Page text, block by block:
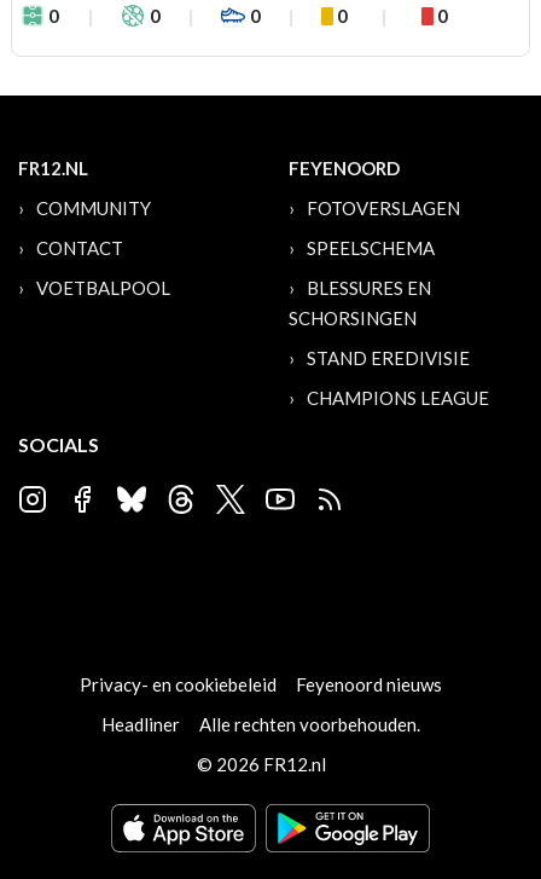
0
0 0 0 0
FR12.NL
COMMUNITY
CONTACT
VOETBALPOOL
FEYENOORD
FOTOVERSLAGEN
SPEELSCHEMA
BLESSURES EN
SCHORSINGEN
STAND EREDIVISIE
CHAMPIONS LEAGUE
SOCIALS
Privacy- en cookiebeleid
Feyenoord nieuws
Headliner
Alle rechten voorbehouden.
© 2026 FR12.nl